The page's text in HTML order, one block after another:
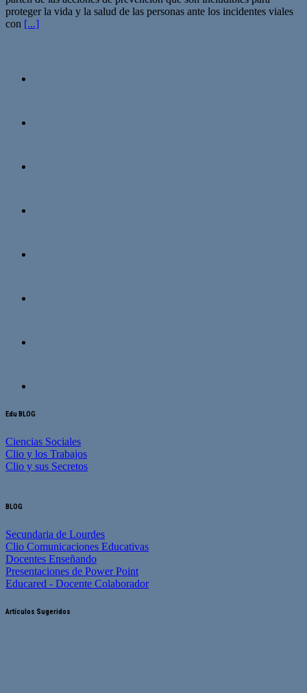
proteger la vida y la salud de las personas ante los incidentes viales
con [...]
Edu BLOG
Ciencias Sociales
Clio y los Trabajos
Clio y sus Secretos
BLOG
Secundaria de Lourdes
Clio Comunicaciones Educativas
Docentes Enseñando
Presentaciones de Power Point
Educared - Docente Colaborador
Artículos Sugeridos